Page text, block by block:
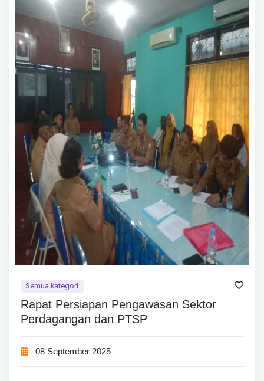
Semua kategori
Rapat Persiapan Pengawasan Sektor
Perdagangan dan PTSP
08 September 2025